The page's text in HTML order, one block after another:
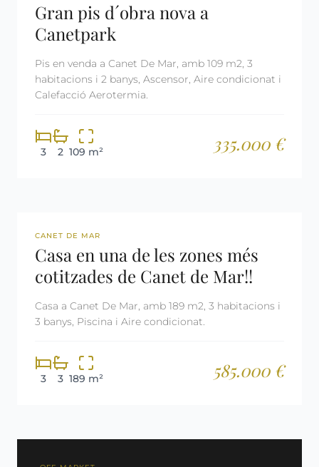
Gran pis d´obra nova a
Canetpark
Pis en venda a Canet De Mar, amb 109 m2, 3
habitacions i 2 banys, Ascensor, Aire condicionat i
Calefacció Aerotermia.
3 2 109 m² 335.000 €
REF: 3032
CANET DE MAR
Casa en una de les zones més
cotitzades de Canet de Mar!!
Casa a Canet De Mar, amb 189 m2, 3 habitacions i
3 banys, Piscina i Aire condicionat.
3 3 189 m² 585.000 €